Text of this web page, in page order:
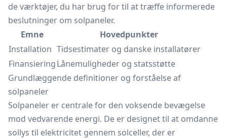
de værktøjer, du har brug for til at træffe informerede
beslutninger om solpaneler.
Emne
Hovedpunkter
Installation Tidsestimater og danske installatører
FinansieringLånemuligheder og statsstøtte
Grundlæggende definitioner og forståelse af
solpaneler
Solpaneler er centrale for den voksende bevægelse
mod vedvarende energi. De er designet til at omdanne
sollys til elektricitet gennem solceller, der er